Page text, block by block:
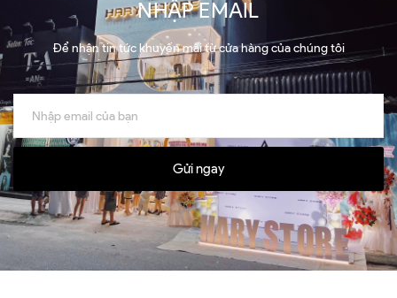
NHẬP EMAIL
Để nhận tin tức khuyến mãi từ cửa hàng của chúng tôi
Gửi ngay